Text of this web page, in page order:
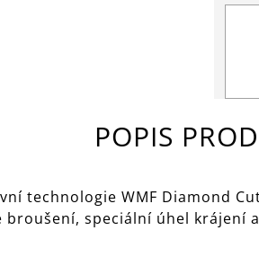
POPIS
technologie WMF Diamond
speciální úhel krájení